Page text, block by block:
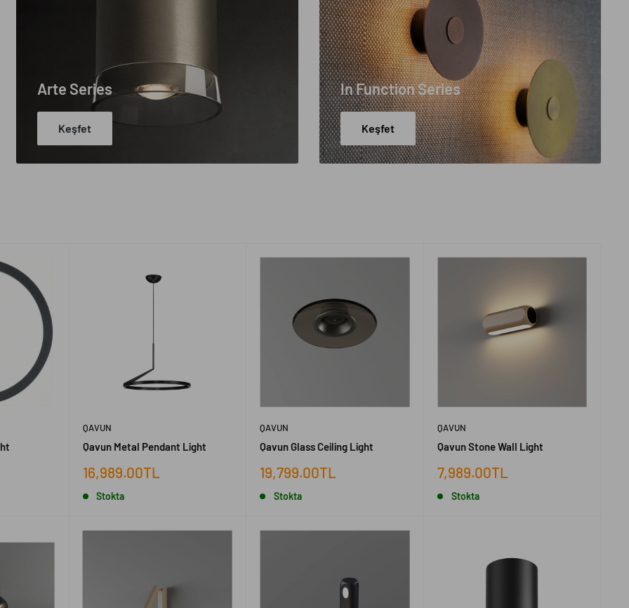
Arte Series
Keşfet
In Function Series
Keşfet
QAVUN
Qavun Metal Pendant Light
İndirimli
16,989.00TL
Stokta
QAVUN
Qavun Glass Ceiling Light
İndirimli
19,799.00TL
Stokta
QAVUN
Qavun Stone Wall Light
İndirimli
7,989.00TL
Stokta